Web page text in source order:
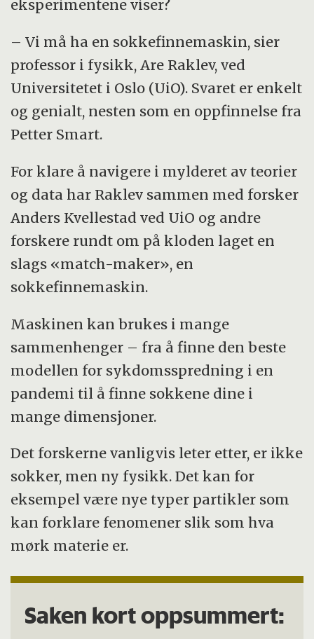
eksperimentene viser?
– Vi må ha en sokkefinnemaskin, sier
professor i fysikk, Are Raklev, ved
Universitetet i Oslo (UiO). Svaret er enkelt
og genialt, nesten som en oppfinnelse fra
Petter Smart.
For klare å navigere i mylderet av teorier
og data har Raklev sammen med forsker
Anders Kvellestad ved UiO og andre
forskere rundt om på kloden laget en
slags «match-maker», en
sokkefinnemaskin.
Maskinen kan brukes i mange
sammenhenger – fra å finne den beste
modellen for sykdomsspredning i en
pandemi til å finne sokkene dine i
mange dimensjoner.
Det forskerne vanligvis leter etter, er ikke
sokker, men ny fysikk. Det kan for
eksempel være nye typer partikler som
kan forklare fenomener slik som hva
mørk materie er.
Saken kort oppsummert: